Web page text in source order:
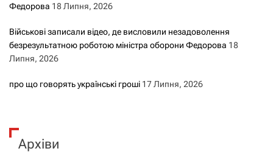
Федорова 18 Липня, 2026
Військові записали відео, де висловили незадоволення
безрезультатною роботою міністра оборони Федорова 18
Липня, 2026
про що говорять українські гроші 17 Липня, 2026
Архіви